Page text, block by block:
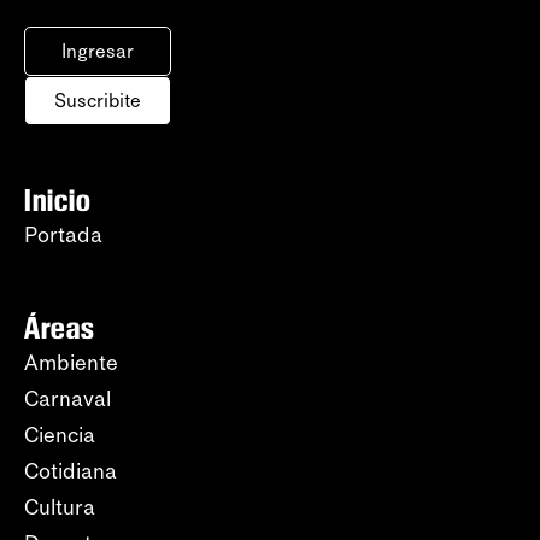
Ingresar
Suscribite
Inicio
Portada
Áreas
Ambiente
Carnaval
Ciencia
Cotidiana
Cultura